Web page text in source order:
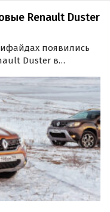
Renault Duster
появились
Duster в
2022 годах.